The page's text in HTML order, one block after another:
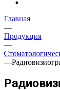
Главная
—
Продукция
—
—